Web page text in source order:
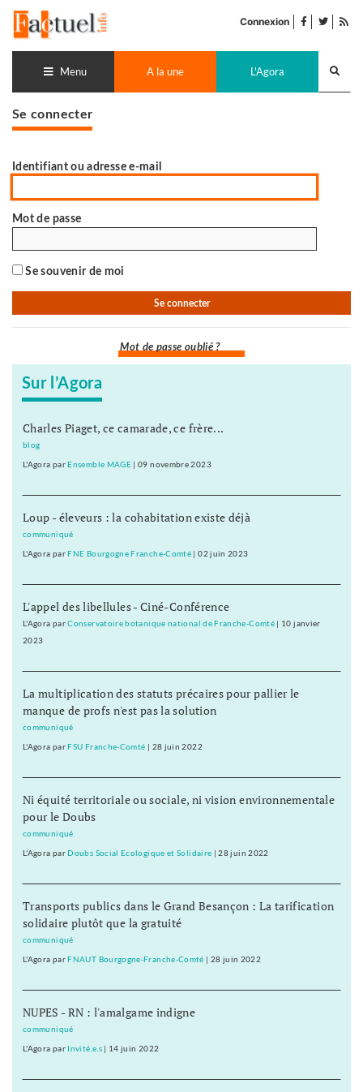
contenu
Connexion facebook
twitter
Menu A la une L'Agora
Se connecter
Identifiant ou adresse e-mail
Mot de passe
Se souvenir de moi
Mot de passe oublié ?
Sur l’Agora
Charles Piaget, ce camarade, ce frère...
blog
L'Agora parEnsemble MAGE |09 novembre 2023
Loup - éleveurs : la cohabitation existe déjà
communiqué
L'Agora parFNE Bourgogne Franche-Comté |02 juin 2023
L'appel des libellules - Ciné-Conférence
L'Agora parConservatoire botanique national de Franche-Comté| 10 janvier
2023
La multiplication des statuts précaires pour pallier le
manque de profs n'est pas la solution
communiqué
L'Agora parFSU Franche-Comté | 28 juin 2022
Ni équité territoriale ou sociale, ni vision environnementale
pour le Doubs
communiqué
L'Agora parDoubs Social Ecologique et Solidaire |28 juin 2022
Transports publics dans le Grand Besançon : La tarification
solidaire plutôt que la gratuité
communiqué
L'Agora parFNAUT Bourgogne-Franche-Comté | 28 juin 2022
NUPES - RN : l'amalgame indigne
communiqué
L'Agora par Invité.e.s| 14 juin 2022